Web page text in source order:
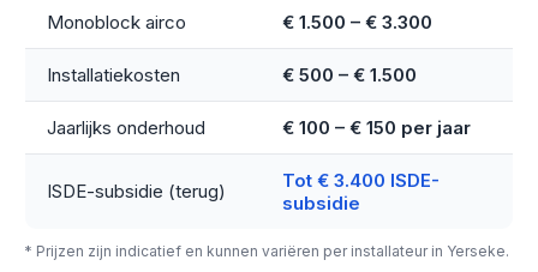
Monoblock airco € 1.500 – € 3.300
Installatiekosten € 500 – € 1.500
Jaarlijks onderhoud € 100 – € 150 per jaar
ISDE-subsidie (terug)
Tot € 3.400 ISDE-
subsidie
* Prijzen zijn indicatief en kunnen variëren per installateur in Yerseke.